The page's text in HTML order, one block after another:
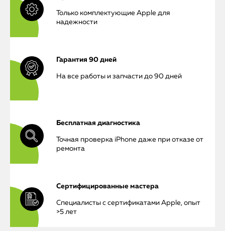
iPhone
MacBook
iPad
Mac Mini
О нас
Только комплектующие Apple для
надежности
Гарантия 90 дней
На все работы и запчасти до 90 дней
Бесплатная диагностика
Точная проверка iPhone даже при отказе от
ремонта
Сертифицированные мастера
Специалисты с сертификатами Apple, опыт
>5 лет